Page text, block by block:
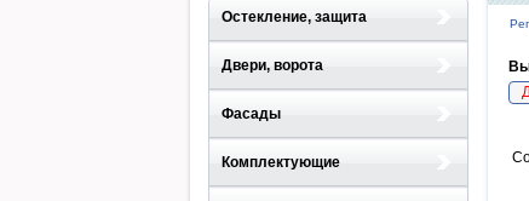
Остекление, защита
Двери, ворота
Фасады
Комплектующие